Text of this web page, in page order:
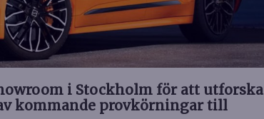
i Stockholm för att utforska
kommande provkörningar till